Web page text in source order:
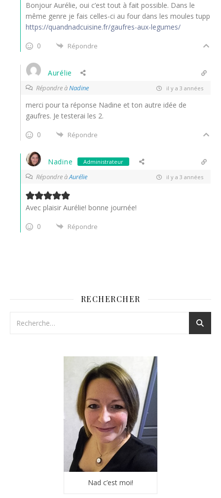
Bonjour Aurélie, oui c’est tout à fait possible. Dans le
même genre je fais celles-ci au four dans les moules tupp
https://quandnadcuisine.fr/gaufres-aux-legumes/
0
Répondre
Aurélie
Répondre àNadine il y a 3 années
merci pour ta réponse Nadine et ton autre idée de
gaufres. Je testerai les 2.
0
Répondre
Nadine Administrateur
Répondre àAurélie il y a 3 années
Avec plaisir Aurélie! bonne journée!
0
Répondre
RECHERCHER
Nad c’est moi!